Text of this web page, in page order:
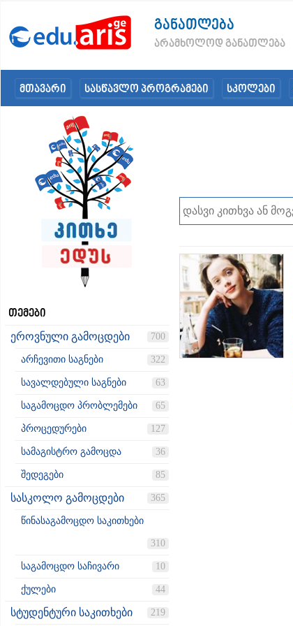
განათლება
არამხოლოდ განათლება
მთავარი სასწავლო პროგრამები სკოლები
თემები
ეროვნული გამოცდები 700
არჩევითი საგნები 322
სავალდებული საგნები 63
საგამოცდო პრობლემები 65
პროცედურები 127
სამაგისტრო გამოცდა 36
შედეგები 85
სასკოლო გამოცდები 365
წინასაგამოცდო საკითხები
310
საგამოცდო საჩივარი 10
ქულები 44
სტუდენტური საკითხები 219